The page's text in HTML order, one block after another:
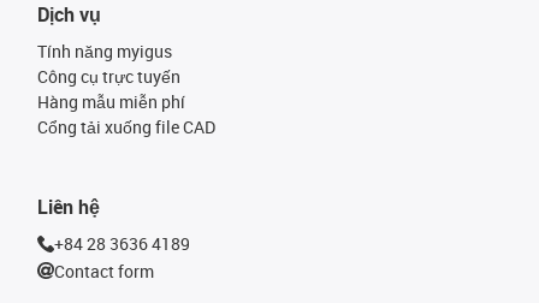
Dịch vụ
Tính năng myigus
Công cụ trực tuyến
Hàng mẫu miễn phí
Cổng tải xuống file CAD
Liên hệ
+84 28 3636 4189
Contact form